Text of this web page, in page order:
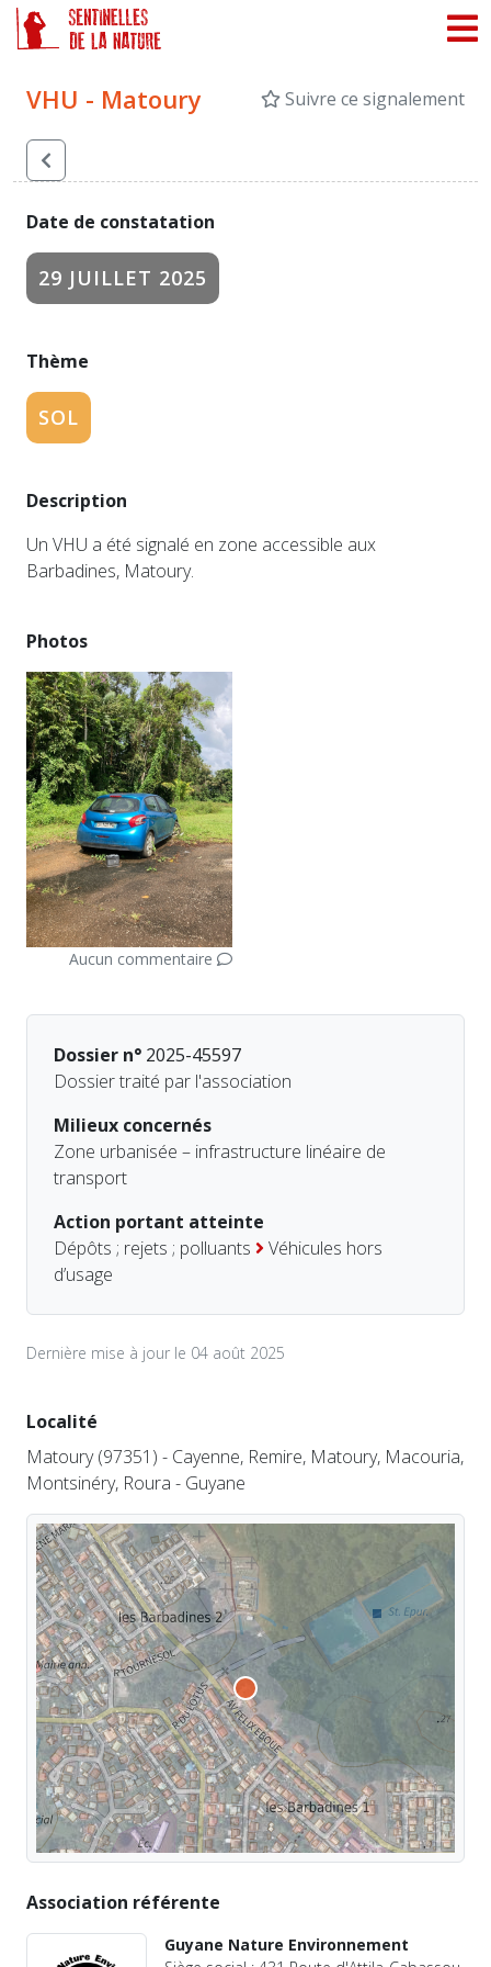
VHU - Matoury Suivre ce signalement
Date de constatation
29 JUILLET 2025
Thème
SOL
Description
Un VHU a été signalé en zone accessible aux
Barbadines, Matoury.
Photos
Aucun commentaire
Dossier n° 2025-45597
Dossier traité par l'association
Milieux concernés
Zone urbanisée – infrastructure linéaire de
transport
Action portant atteinte
Dépôts ; rejets ; polluants
Véhicules hors
d’usage
Dernière mise à jour le 04 août 2025
Localité
Matoury (97351) - Cayenne, Remire, Matoury, Macouria,
Montsinéry, Roura - Guyane
Association référente
Guyane Nature Environnement
Panneau de gestion des cookies